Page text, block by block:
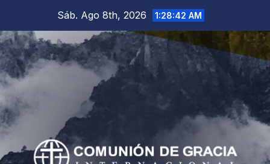
contenido
Sáb. Ago 8th, 2026 1:28:44 AM